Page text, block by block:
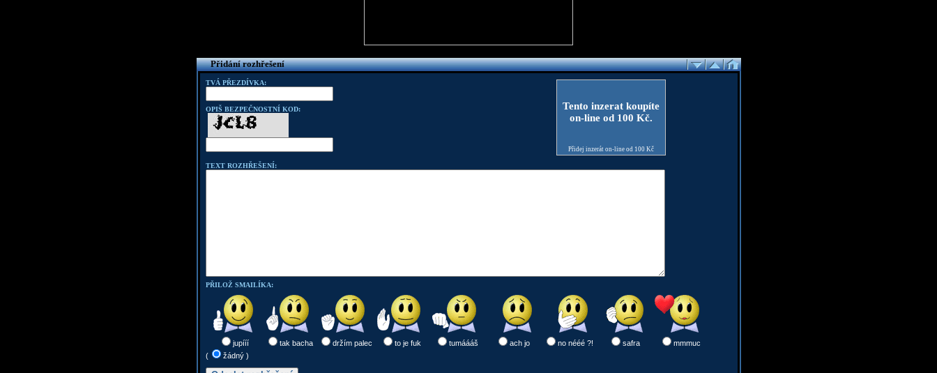
Přidání rozhřešení
TVÁ PŘEZDÍVKA:
OPIŠ BEZPEČNOSTNÍ KOD:
Tento inzerat koupíte
on-line od 100 Kč.
Přidej inzerát on-line od 100 Kč
TEXT ROZHŘEŠENÍ:
PŘILOŽ SMAILÍKA:
jupííí tak bacha držím palec to je fuk tumáááš ach jo no nééé ?! safra
mmmuc
(
žádný )